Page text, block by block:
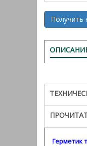
Получить
Герметик